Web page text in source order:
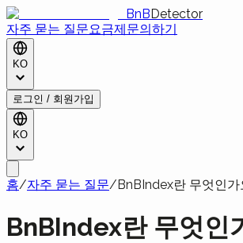
BnBDetector
자주 묻는 질문요금제문의하기
KO
로그인 / 회원가입
KO
홈/자주 묻는 질문/BnBIndex란 무엇인가
BnBIndex란 무엇인